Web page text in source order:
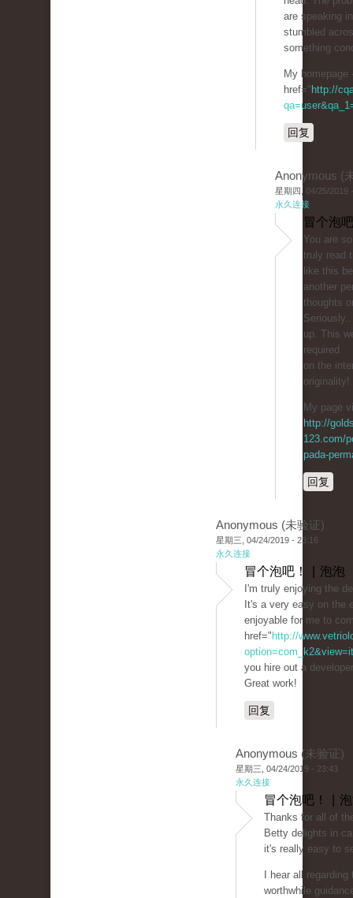
are speaking
stumbled
something
My homepage
href=" http://
回复
Anonymous (
星期四, 04/25/2019
永久连接
冒个泡
You are
truly read
like this
another
thoughts
up. This
required
on the
originality!
My page
http://
123.com/
pada-
回复
Anonymous (未验证)
星期三, 04/24/2019 - 23:16
永久连接
冒个泡吧！ | 泡泡
I'm truly enjoying the
It's a very easy on the
enjoyable for me to
href=" http://
you hire out a
Great work!
回复
Anonymous (未验证)
星期三, 04/24/2019 - 23:43
永久连接
冒个泡吧！ |
Thanks for all of
Betty delights in
it's really easy to
I hear all
worthwhile